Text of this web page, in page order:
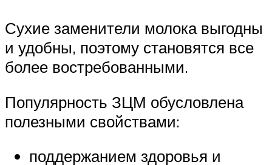
Сухие заменители молока выгодны
и удобны, поэтому становятся все
более востребованными.
Популярность ЗЦМ обусловлена
полезными свойствами:
поддержанием здоровья и